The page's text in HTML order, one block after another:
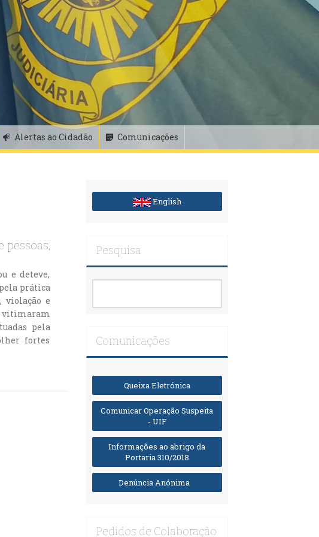
Alertas ao Cidadão Comunicações
pessoas,
e deteve,
prática
violação e
vitimaram
pela
fortes
English
Pesquisa
Comunicações
Queixa Eletrónica
Comunicar Operação Suspeita
- UIF
Informações ao abrigo da
Portaria 310/2018
Denúncia Anónima
Pedidos de Colaboração